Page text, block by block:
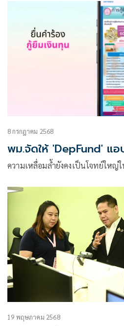
โครงการส่งเสริมคุณภาพชีวิตคนพิก
ประจำปี 2568 ของชมรมคนพิการต
สนับสนุนงบประมาณจากกรมส่งเส
พิการ (พก.)
8 กรกฎาคม 2568
พม.จัดให้ 'DepFund' แ
ความเหลื่อมล้ำยังคงเป็นโจทย์ใหญ่
19 พฤษภาคม 2568